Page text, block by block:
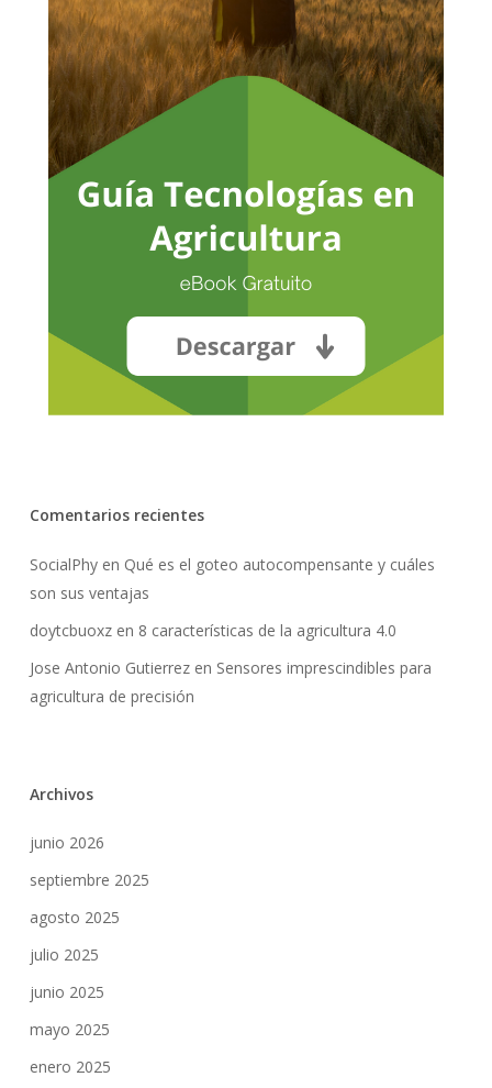
Go To Shop
Comentarios recientes
SocialPhyen Qué es el goteo autocompensante y cuáles
son sus ventajas
doytcbuoxzen 8 características de la agricultura 4.0
Jose Antonio Gutierrezen Sensores imprescindibles para
agricultura de precisión
Archivos
junio 2026
septiembre 2025
agosto 2025
julio 2025
junio 2025
mayo 2025
enero 2025